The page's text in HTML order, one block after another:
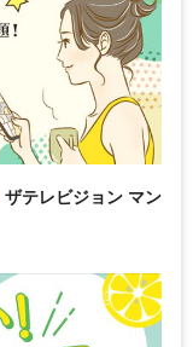
ザテレビジョン マン